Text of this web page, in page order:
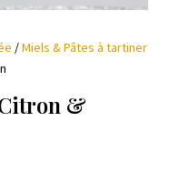
/Miels & Pâtes à tartiner
&